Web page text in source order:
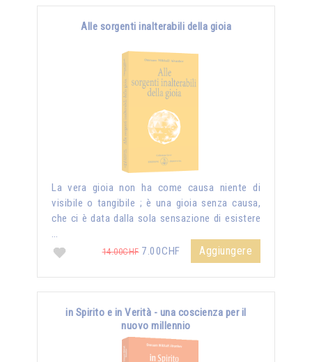
Alle sorgenti inalterabili della gioia
La vera gioia non ha come causa niente di
visibile o tangibile ; è una gioia senza causa,
che ci è data dalla sola sensazione di esistere
…
14.00CHF7.00CHF Aggiungere
in Spirito e in Verità - una coscienza per il
nuovo millennio